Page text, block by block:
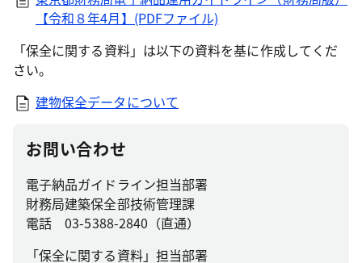
【令和８年4月】(PDFファイル)
「保全に関する資料」は以下の資料を基に作成してくだ
さい。
建物保全データについて
お問い合わせ
電子納品ガイドライン担当部署
財務局建築保全部技術管理課
電話 03-5388-2840（直通）
「保全に関する資料」担当部署